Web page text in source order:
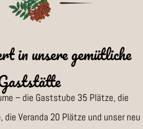
in unsere gemütliche
– die Gaststube 35 Plätze, die
Veranda 20 Plätze und unser neu